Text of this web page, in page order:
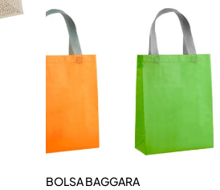
BOLSA BAGGARA